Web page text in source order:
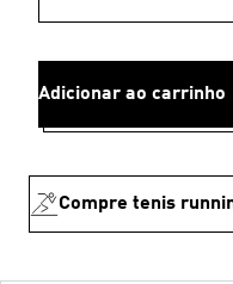
Adicionar ao carrinho
Compre tenis